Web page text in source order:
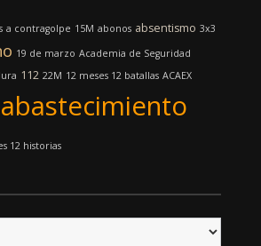
a contragolpe 15M abonos absentismo 3x3
19 de marzo Academia de Seguridad
112 22M 12 meses 12 batallas ACAEX
abastecimiento
12 historias